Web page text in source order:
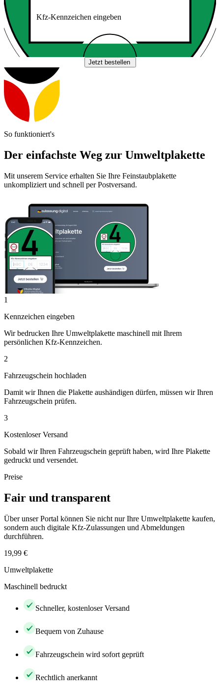
Kfz-Kennzeichen eingeben
Jetzt bestellen
So funktioniert's
Der einfachste Weg zur Umweltplakette
Mit unserem Service erhalten Sie Ihre Feinstaubplakette
unkompliziert und schnell per Postversand.
1
Kennzeichen eingeben
Wir bedrucken Ihre Umweltplakette maschinell mit Ihrem
persönlichen Kfz-Kennzeichen.
2
Fahrzeugschein hochladen
Damit wir Ihnen die Plakette aushändigen dürfen, müssen wir Ihren
Fahrzeugschein prüfen.
3
Kostenloser Versand
Sobald wir Ihren Fahrzeugschein geprüft haben, wird Ihre Plakette
gedruckt und versendet.
Preise
Fair und transparent
Über unser Portal können Sie nicht nur Ihre Umweltplakette kaufen,
sondern auch digitale Kfz-Zulassungen und Abmeldungen
durchführen.
19,99 €
Umweltplakette
Maschinell bedruckt
Schneller, kostenloser Versand
Bequem von Zuhause
Fahrzeugschein wird sofort geprüft
Rechtlich anerkannt